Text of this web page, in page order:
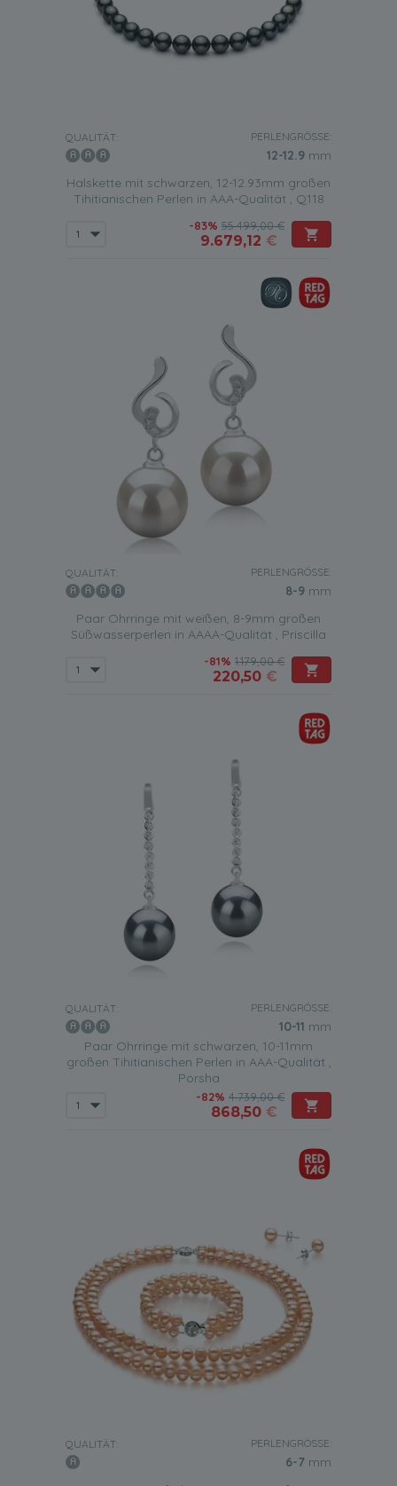
QUALITÄT: PERLENGRÖSSE:
12-12.9 mm
Halskette mit schwarzen, 12-12.93mm großen
Tihitianischen Perlen in AAA-Qualität , Q118
-83% 55.499,00 €
9.679,12 €
QUALITÄT: PERLENGRÖSSE:
8-9 mm
Paar Ohrringe mit weißen, 8-9mm großen
Süßwasserperlen in AAAA-Qualität , Priscilla
-81% 1.179,00 €
220,50 €
QUALITÄT: PERLENGRÖSSE:
10-11 mm
Paar Ohrringe mit schwarzen, 10-11mm
großen Tihitianischen Perlen in AAA-Qualität ,
Porsha
-82% 4.739,00 €
868,50 €
QUALITÄT: PERLENGRÖSSE:
6-7 mm